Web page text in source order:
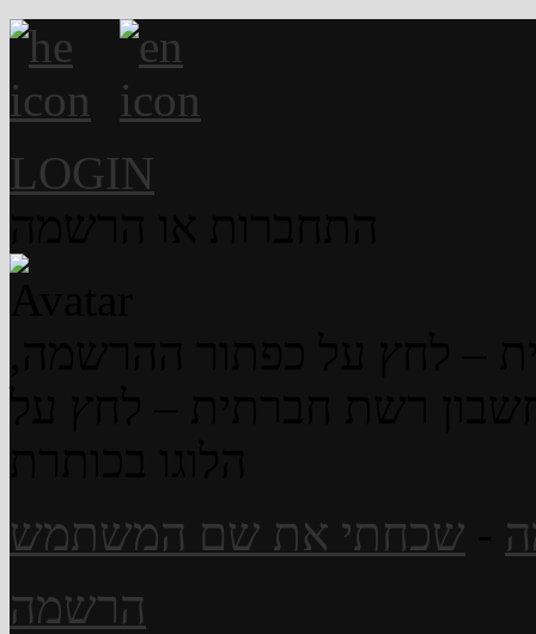
LOGIN
שכחתי את שם המשתמש
הרשמה